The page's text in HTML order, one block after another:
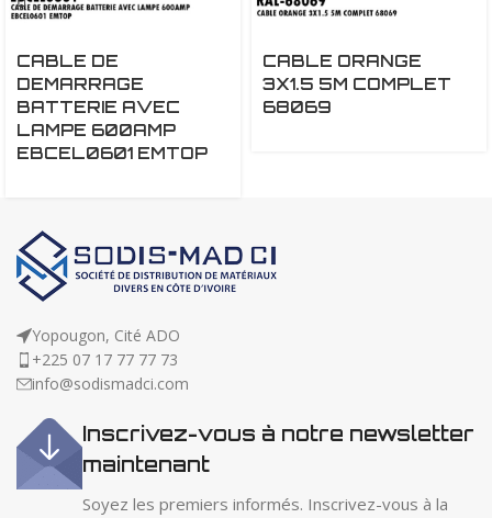
CABLE DE
DEMARRAGE
BATTERIE AVEC
LAMPE 600AMP
EBCEL0601 EMTOP
CABLE ORANGE
3X1.5 5M COMPLET
68069
Yopougon, Cité ADO
+225 07 17 77 77 73
info@sodismadci.com
Inscrivez-vous à notre newsletter
maintenant
Soyez les premiers informés. Inscrivez-vous à la